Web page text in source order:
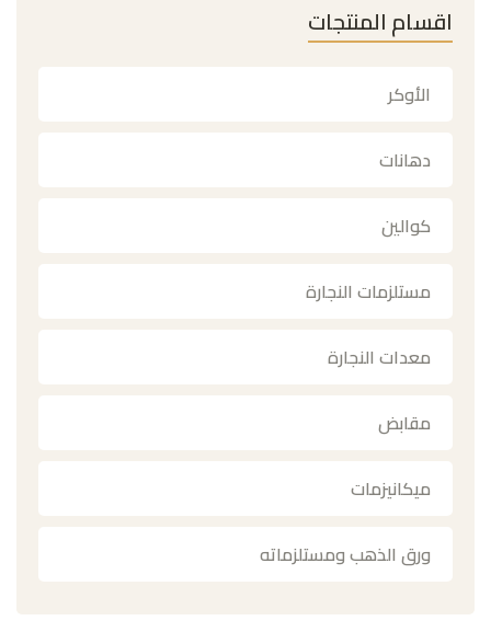
اقسام المنتجات
الأوكر
دهانات
كوالين
مستلزمات النجارة
معدات النجارة
مقابض
ميكانيزمات
ورق الذهب ومستلزماته